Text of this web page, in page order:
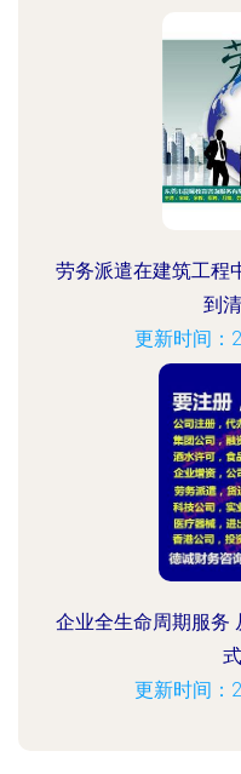
劳务派遣在建筑工程
到
更新时间：
企业全生命周期服务
更新时间：